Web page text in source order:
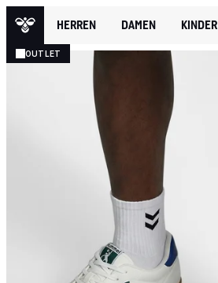
HERREN DAMEN KINDER
OUTLET